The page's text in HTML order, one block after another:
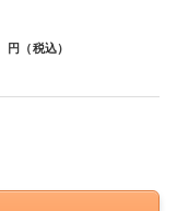
円（税込）